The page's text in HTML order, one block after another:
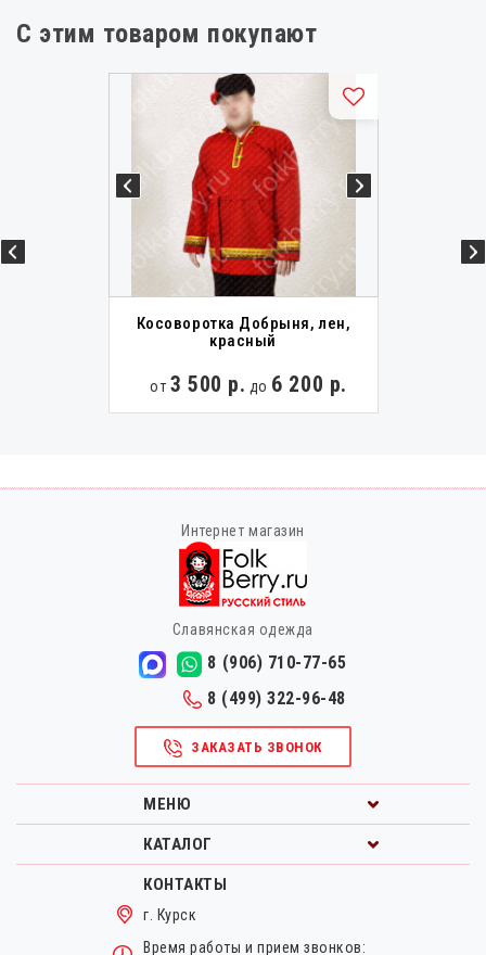
С этим товаром покупают
Косоворотка Добрыня, лен,
красный
от 3 500 р. до 6 200 р.
Интернет магазин
Славянская одежда
8 (906) 710-77-65
8 (499) 322-96-48
ЗАКАЗАТЬ ЗВОНОК
МЕНЮ
КАТАЛОГ
КОНТАКТЫ
г. Курск
Время работы и прием звонков: